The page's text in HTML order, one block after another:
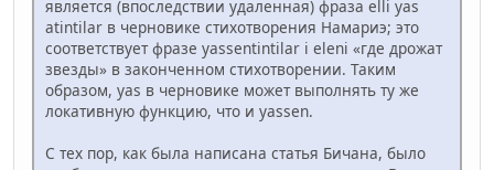
является (впоследствии удаленная) фраза elli yas
atintilar в черновике стихотворения Намариэ; это
соответствует фразе yassentintilar i eleni «где дрожат
звезды» в законченном стихотворении. Таким
образом, yas в черновике может выполнять ту же
локативную функцию, что и yassen.
С тех пор, как была написана статья Бичана, было